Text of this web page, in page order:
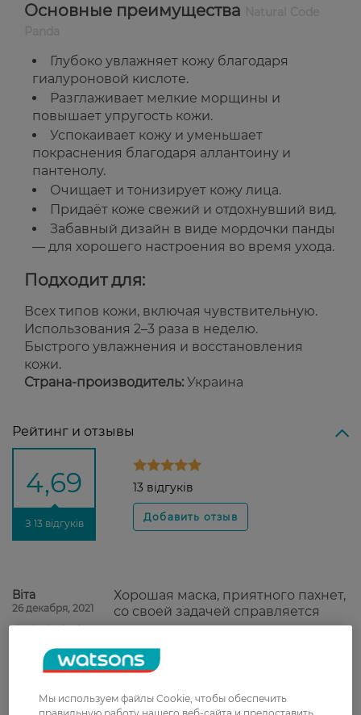
Основные преимущества
Глубоко увлажняет кожу благодаря
гиалуроновой кислоте.
Разглаживает мелкие морщины и
повышает упругость кожи.
Успокаивает кожу и уменьшает
покраснения благодаря аллантоину и
пантенолу.
Очищает и тонизирует кожу лица.
Придаёт коже свежий и отдохнувший вид.
Забавный дизайн в виде мордочки панды
— для хорошего настроения во время ухода.
Подходит для:
Всех типов кожи, включая чувствительную.
Использования 2–3 раза в неделю.
Быстрого увлажнения и восстановления
кожи.
Страна-производитель: Украина
Рейтинг и отзывы
4,69
З 13 відгуків
13 відгуків
Віта
26 декабря, 2021
Хорошая маска, приятного пахнет,
со своей задачей справляется
Валерія
15 ноября, 2021
В упаковке мало жидкости, маска
плохо увлажняет кожу.
Мы используем файлы Cookie, чтобы обеспечить